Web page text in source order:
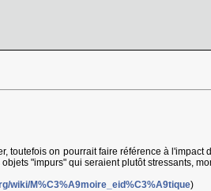
toutefois on pourrait faire référence à
"impurs" qui seraient plutôt stressants,
wiki/M%C3%A9moire_eid%C3%A9tique)